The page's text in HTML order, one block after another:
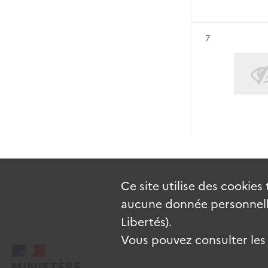
Résultat n°
7
Ce site utilise des cookies
aucune donnée
Libertés).
Vous pouvez consulter